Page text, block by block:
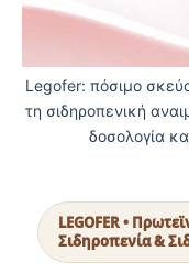
Legofer: πόσιμο
τη σιδηροπενική
δοσολογία
LEGOFER •
Σιδηροπενία &